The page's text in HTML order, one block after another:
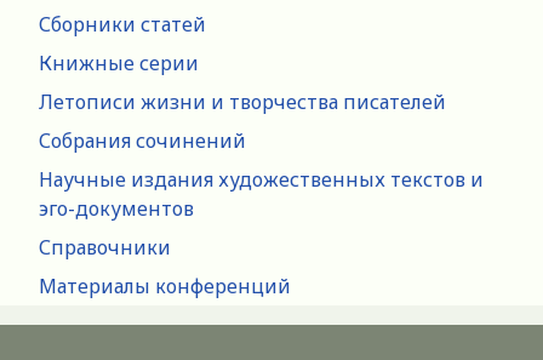
Сборники статей
Книжные серии
Летописи жизни и творчества писателей
Собрания сочинений
Научные издания художественных текстов и
эго-документов
Справочники
Материалы конференций